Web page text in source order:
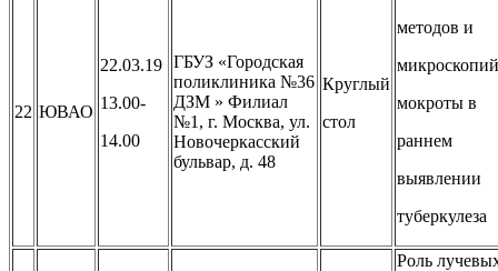
22 ЮВАО
22.03.19
13.00-
14.00
ГБУЗ «Городская
поликлиника №36
ДЗМ » Филиал
№1, г. Москва, ул.
Новочеркасский
бульвар, д. 48
Круглый
стол
методов и
микроскопий
мокроты в
раннем
выявлении
туберкулеза
Роль